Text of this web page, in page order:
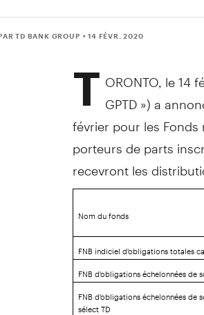
TD BANK GROUP • 14 FÉVR. 2020
T ORONTO, le 14
GPTD ») a
février pour les Fonds
porteurs de parts
recevront les
Nom du fonds
FNB indiciel d'obligations totales
FNB d'obligations échelonnées de
FNB d'obligations échelonnées de
sélect TD